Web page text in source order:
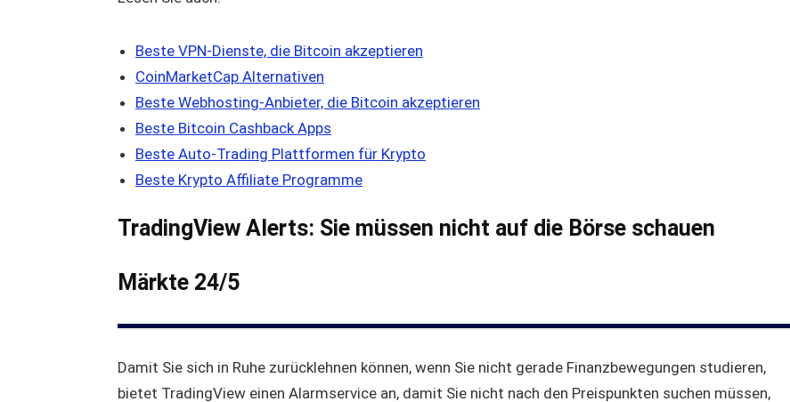
Beste VPN-Dienste, die Bitcoin akzeptieren
CoinMarketCap Alternativen
Beste Webhosting-Anbieter, die Bitcoin akzeptieren
Beste Bitcoin Cashback Apps
Beste Auto-Trading Plattformen für Krypto
Beste Krypto Affiliate Programme
TradingView Alerts: Sie müssen nicht auf die Börse schauen
Märkte 24/5
Damit Sie sich in Ruhe zurücklehnen können, wenn Sie nicht gerade Finanzbewegungen studieren,
bietet TradingView einen Alarmservice an, damit Sie nicht nach den Preispunkten suchen müssen,